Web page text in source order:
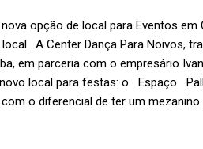
opção de local para Eventos em
A Center Dança Para Noivos,
em parceria com o empresário
local para festas: o Espaço
o diferencial de ter um